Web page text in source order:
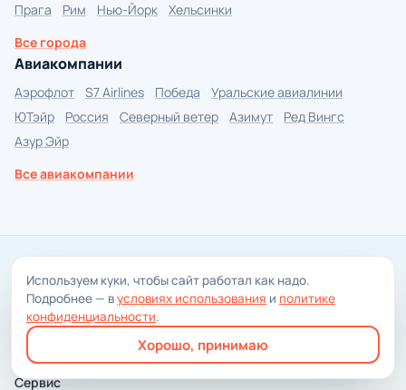
Прага
Рим Нью-Йорк
Хельсинки
Все города
Авиакомпании
Аэрофлот S7 Airlines Победа
Уральские авиалинии
ЮТэйр
Россия Северный ветер Азимут
Ред Вингс
Азур Эйр
Все авиакомпании
Good Riddance
Поиск дешёвых авиабилетов без комиссии
© 2014–2026 Good Riddance
Сервис
Используем куки, чтобы сайт работал как надо.
Подробнее — вусловиях использования и политике
конфиденциальности.
Хорошо, принимаю